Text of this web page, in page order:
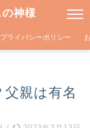
神様
プライバシーポリシー
親は有名